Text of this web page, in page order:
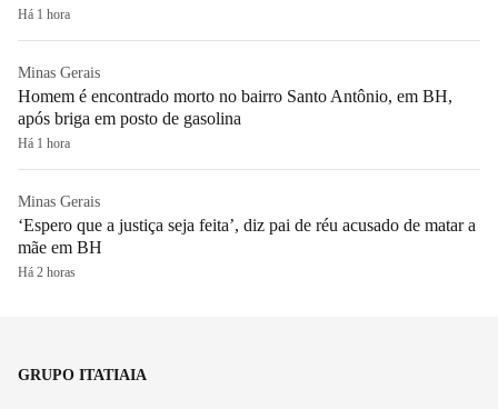
Há 1 hora
Minas Gerais
Homem é encontrado morto no bairro Santo Antônio, em BH,
após briga em posto de gasolina
Há 1 hora
Minas Gerais
‘Espero que a justiça seja feita’, diz pai de réu acusado de matar a
mãe em BH
Há 2 horas
GRUPO ITATIAIA